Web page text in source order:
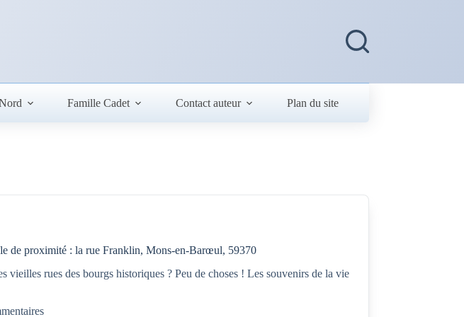
Famille Cadet Contact auteur Plan du site
de proximité : la rue Franklin, Mons-en-Barœul, 59370
vieilles rues des bourgs historiques ? Peu de choses ! Les souvenirs de la vie